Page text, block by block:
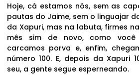
Hoje, cá estamos nós, sem as
pautas do Jaime, sem o linguajar
da Xapuri, mas na labuta, firmes
mês sim de novo, como você
carcamos porva e, enfim,
número 100. E, depois da Xapuri
seu, a gente segue esperneando.